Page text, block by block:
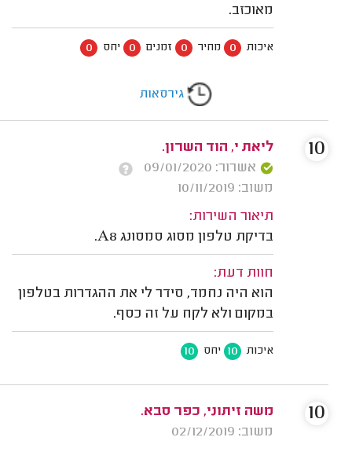
מאוכזב.
איכות 0 מחיר 0 זמנים 0 יחס 0
גירסאות
ליאת י, הוד השרון.
אשרור: 09/01/2020
משוב: 10/11/2019
תיאור השירות:
בדיקת טלפון מסוג סמסונג A8.
חוות דעת:
הוא היה נחמד, סידר לי את ההגדרות בטלפון
במקום ולא לקח על זה כסף.
איכות 10 יחס 10
10
משה זיתוני, כפר סבא.
משוב: 02/12/2019
10